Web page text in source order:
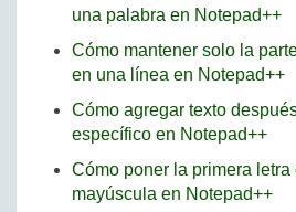
una palabra en Notepad++
Cómo mantener solo la
en una línea en Notepad++
Cómo agregar texto
específico en Notepad++
Cómo poner la primera
mayúscula en Notepad++